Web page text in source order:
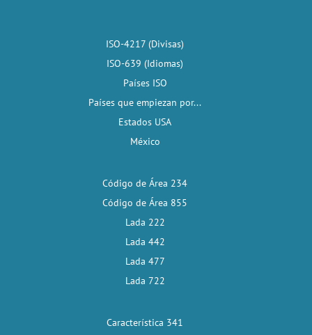
ISO-4217 (Divisas)
ISO-639 (Idiomas)
Países ISO
Países que empiezan por...
Estados USA
México
Código de Área 234
Código de Área 855
Lada 222
Lada 442
Lada 477
Lada 722
Característica 341